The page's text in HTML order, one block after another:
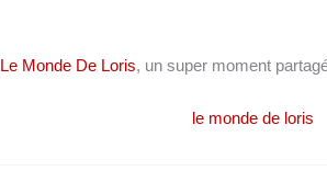
Le Monde De Loris, un super moment